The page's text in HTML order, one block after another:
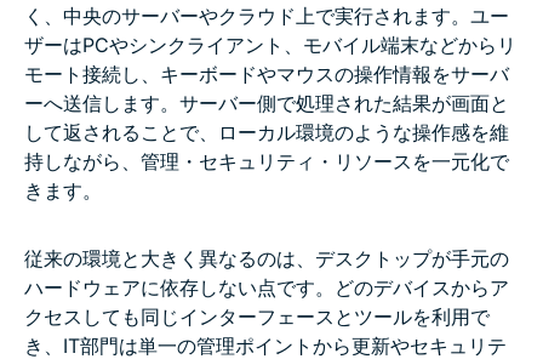
く、中央のサーバーやクラウド上で実行されます。ユー
ザーはPCやシンクライアント、モバイル端末などからリ
モート接続し、キーボードやマウスの操作情報をサーバ
ーへ送信します。サーバー側で処理された結果が画面と
して返されることで、ローカル環境のような操作感を維
持しながら、管理・セキュリティ・リソースを一元化で
きます。
従来の環境と大きく異なるのは、デスクトップが手元の
ハードウェアに依存しない点です。どのデバイスからア
クセスしても同じインターフェースとツールを利用で
き、IT部門は単一の管理ポイントから更新やセキュリテ